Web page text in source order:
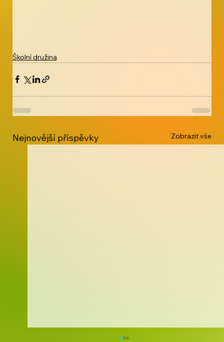
Školní družina
Nejnovější příspěvky Zobrazit vše